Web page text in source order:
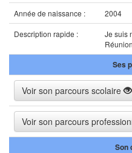
Année de naissance :
2004
Description rapide :
Je suis
Ses
Voir son parcours scolaire
Voir son parcours
Son